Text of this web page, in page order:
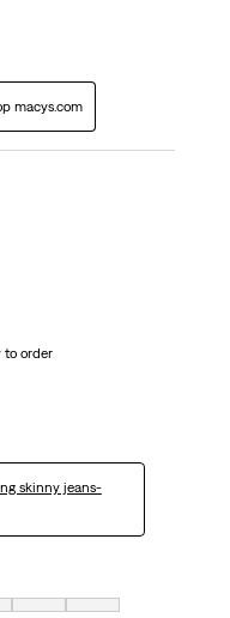
macys.com
to order
skinny jeans-
klein en 7 gelijk is aan erg groot